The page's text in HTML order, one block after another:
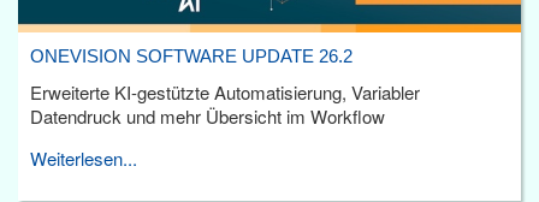
ONEVISION SOFTWARE UPDATE 26.2
Erweiterte KI-gestützte Automatisierung, Variabler
Datendruck und mehr Übersicht im Workflow
Weiterlesen...